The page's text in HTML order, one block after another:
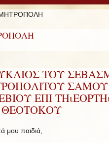
ΤΟΥ
ΣΑΜΟΥ
ΕΠΙ
μου παιδιά,